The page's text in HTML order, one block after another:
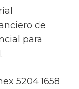
de
para
5204 1658